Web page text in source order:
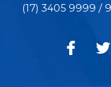
(17) 3405 9999 /